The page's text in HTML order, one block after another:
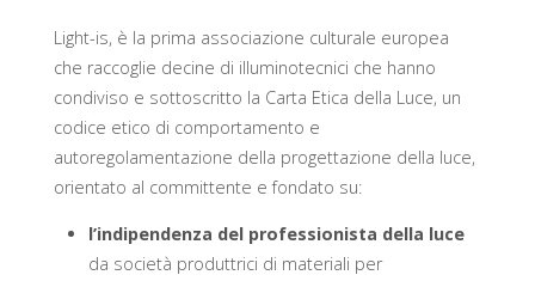
Light-is, è la prima associazione culturale europea
che raccoglie decine di illuminotecnici che hanno
condiviso e sottoscritto la Carta Etica della Luce, un
codice etico di comportamento e
autoregolamentazione della progettazione della luce,
orientato al committente e fondato su:
l’indipendenza del professionista della luce
da società produttrici di materiali per